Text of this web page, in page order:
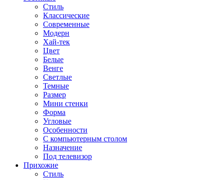
Стиль
Классические
Современные
Модерн
Хай-тек
Цвет
Белые
Венге
Светлые
Темные
Размер
Мини стенки
Форма
Угловые
Особенности
С компьютерным столом
Назначение
Под телевизор
Прихожие
Стиль